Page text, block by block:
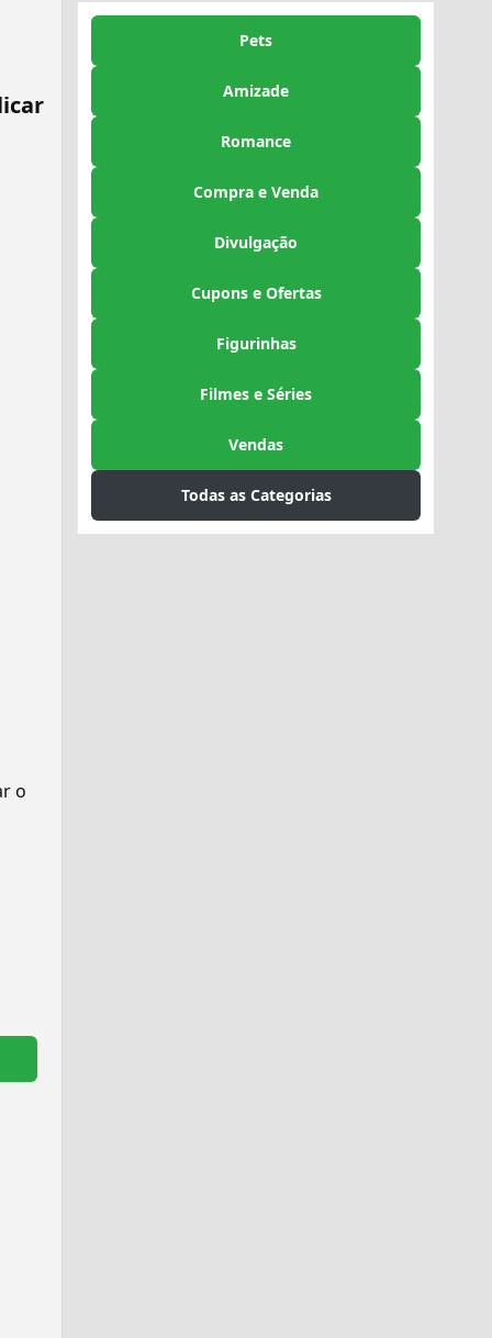
o
Pets
Amizade
Romance
Compra e Venda
Divulgação
Cupons e Ofertas
Figurinhas
Filmes e Séries
Vendas
Todas as Categorias